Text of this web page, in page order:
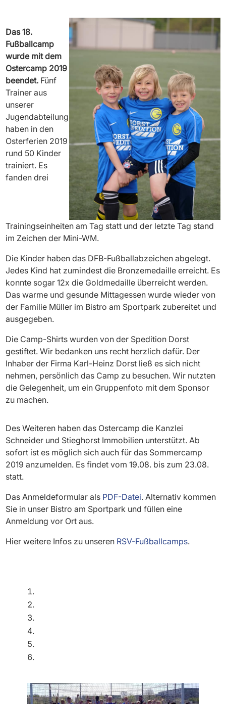
Das 18.
Fußballcamp
wurde mit dem
Ostercamp 2019
beendet. Fünf
Trainer aus
unserer
Jugendabteilung
haben in den
Osterferien 2019
rund 50 Kinder
trainiert. Es
fanden drei
Trainingseinheiten am Tag statt und der letzte Tag stand
im Zeichen der Mini-WM.
Die Kinder haben das DFB-Fußballabzeichen abgelegt.
Jedes Kind hat zumindest die Bronzemedaille erreicht. Es
konnte sogar 12x die Goldmedaille überreicht werden.
Das warme und gesunde Mittagessen wurde wieder von
der Familie Müller im Bistro am Sportpark zubereitet und
ausgegeben.
Die Camp-Shirts wurden von der Spedition Dorst
gestiftet. Wir bedanken uns recht herzlich dafür. Der
Inhaber der Firma Karl-Heinz Dorst ließ es sich nicht
nehmen, persönlich das Camp zu besuchen. Wir nutzten
die Gelegenheit, um ein Gruppenfoto mit dem Sponsor
zu machen.
Des Weiteren haben das Ostercamp die Kanzlei
Schneider und Stieghorst Immobilien unterstützt. Ab
sofort ist es möglich sich auch für das Sommercamp
2019 anzumelden. Es findet vom 19.08. bis zum 23.08.
statt.
Das Anmeldeformular als PDF-Datei. Alternativ kommen
Sie in unser Bistro am Sportpark und füllen eine
Anmeldung vor Ort aus.
Hier weitere Infos zu unseren RSV-Fußballcamps.